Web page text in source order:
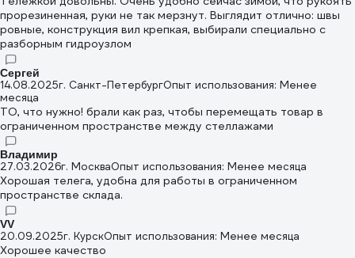
прорезиненная, руки не так мерзнут. Выглядит отлично: швы
ровные, конструкция вил крепкая, выбирали специально с
разборным гидроузлом
Сергей
14.08.2025г. Санкт-ПетербургОпыт использования: Менее
месяца
ТО, что нужно! брали как раз, чтобы перемещать товар в
ограниченном пространстве между стеллажами
Владимир
27.03.2026г. МоскваОпыт использования: Менее месяца
Хорошая телега, удобна для работы в ограниченном
пространстве склада.
VV
20.09.2025г. КурскОпыт использования: Менее месяца
Хорошее качество